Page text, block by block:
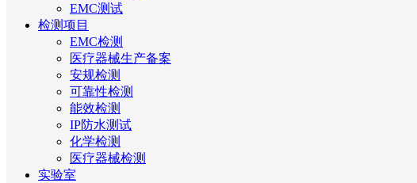
EMC测试
检测项目
EMC检测
医疗器械生产备案
安规检测
可靠性检测
能效检测
IP防水测试
化学检测
医疗器械检测
实验室